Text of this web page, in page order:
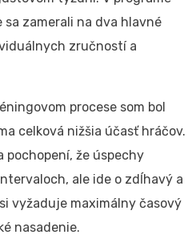
zamerali na dva hlavné
zručností a
procese som bol
celková nižšia účasť hráčov.
pochopení, že úspechy
ale ide o zdĺhavý a
vyžaduje maximálny časový
nasadenie.